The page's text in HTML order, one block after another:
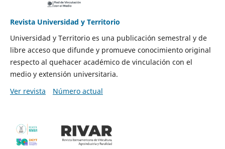
Revista Universidad y Territorio
Universidad y Territorio es una publicación semestral y de
libre acceso que difunde y promueve conocimiento original
respecto al quehacer académico de vinculación con el
medio y extensión universitaria.
Ver revista
Número actual